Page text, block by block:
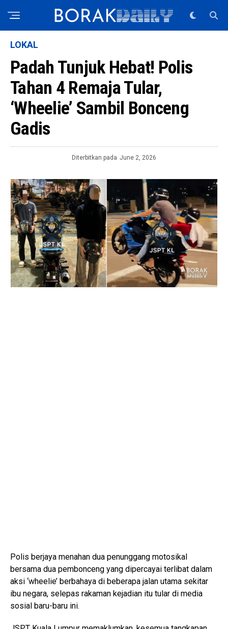
LOKAL
Padah Tunjuk Hebat! Polis
Tahan 4 Remaja Tular,
‘Wheelie’ Sambil Bonceng
Gadis
Diterbitkan pada June 2, 2026
Polis berjaya menahan dua penunggang motosikal
bersama dua pembonceng yang dipercayai terlibat dalam
aksi ‘wheelie’ berbahaya di beberapa jalan utama sekitar
ibu negara, selepas rakaman kejadian itu tular di media
sosial baru-baru ini.